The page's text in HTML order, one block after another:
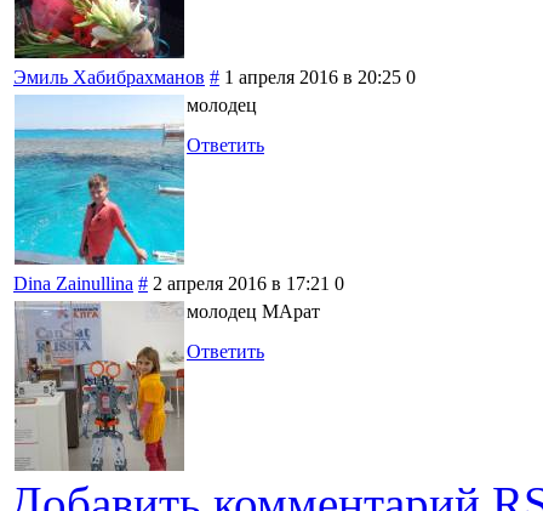
Эмиль Хабибрахманов # 1 апреля 2016 в 20:25 0
молодец
Ответить
Dina Zainullina # 2 апреля 2016 в 17:21 0
молодец МАрат
Ответить